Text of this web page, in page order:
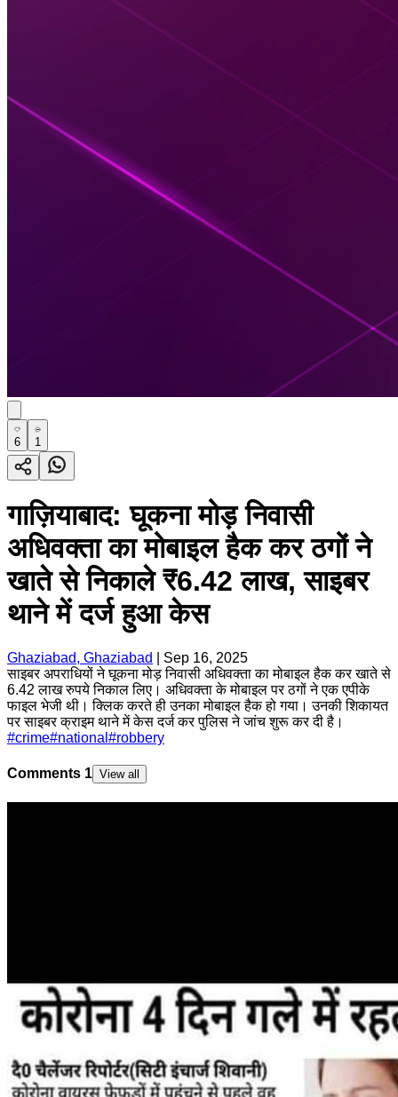
6 1
गाज़ियाबाद: घूकना मोड़ निवासी
अधिवक्ता का मोबाइल हैक कर ठगों ने
खाते से निकाले ₹6.42 लाख, साइबर
थाने में दर्ज हुआ केस
Ghaziabad, Ghaziabad
Sep 16, 2025
साइबर अपराधियों ने घूकना मोड़ निवासी अधिवक्ता का मोबाइल हैक कर खाते से
6.42 लाख रुपये निकाल लिए। अधिवक्ता के मोबाइल पर ठगों ने एक एपीके
फाइल भेजी थी। क्लिक करते ही उनका मोबाइल हैक हो गया। उनकी शिकायत
पर साइबर क्राइम थाने में केस दर्ज कर पुलिस ने जांच शुरू कर दी है।
#crime#national #robbery
Comments 1 View all